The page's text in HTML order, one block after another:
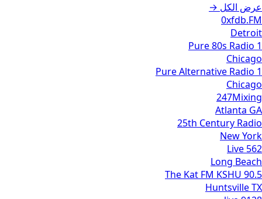
عرض الكل →
0xfdb.FM
Detroit
1 Pure 80s Radio
Chicago
1 Pure Alternative Radio
Chicago
247Mixing
Atlanta GA
25th Century Radio
New York
562 Live
Long Beach
90.5 The Kat FM KSHU
Huntsville TX